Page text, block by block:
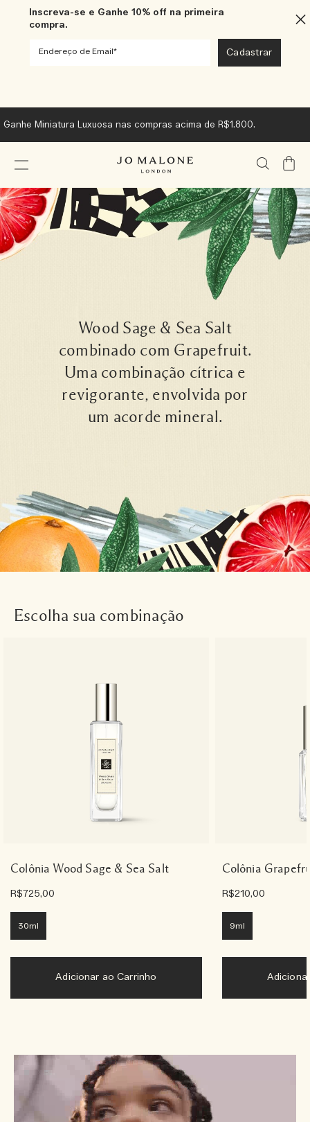
Inscreva-se e Ganhe 10% off na primeira
compra.
Ganhe Miniatura Luxuosa nas compras acima de R$1.800.
Meu
Wood Sage & Sea Salt
combinado com Grapefruit.
Uma combinação cítrica e
revigorante, envolvida por
um acorde mineral.
Escolha sua combinação
Colônia Wood Sage & Sea Salt
R$725,00
30ml
Adicionar ao Carrinho
Colônia
R$210,00
9ml